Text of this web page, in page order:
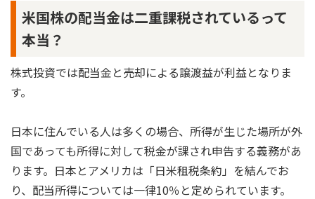
米国株の配当金は二重課税されているって
本当？
株式投資では配当金と売却による譲渡益が利益となりま
す。
日本に住んでいる人は多くの場合、所得が生じた場所が外
国であっても所得に対して税金が課され申告する義務があ
ります。日本とアメリカは「日米租税条約」を結んでお
り、配当所得については一律10％と定められています。